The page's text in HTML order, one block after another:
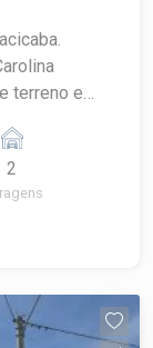
terreno e
em
2